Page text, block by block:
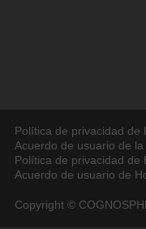
Política de privacidad de
Acuerdo de usuario de la
Política de privacidad de
Acuerdo de usuario de
Copyright ©